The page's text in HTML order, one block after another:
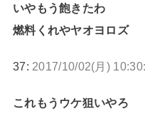
いやもう飽きたわ
燃料くれやヤオヨロズ
37: 2017/10/02(月)
これもうウケ狙いやろ